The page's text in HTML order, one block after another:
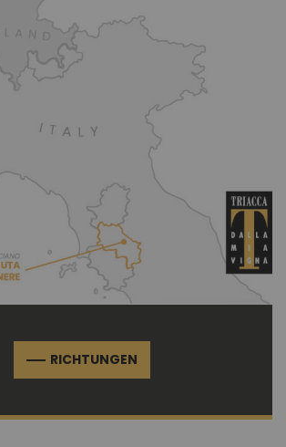
RICHTUNGEN